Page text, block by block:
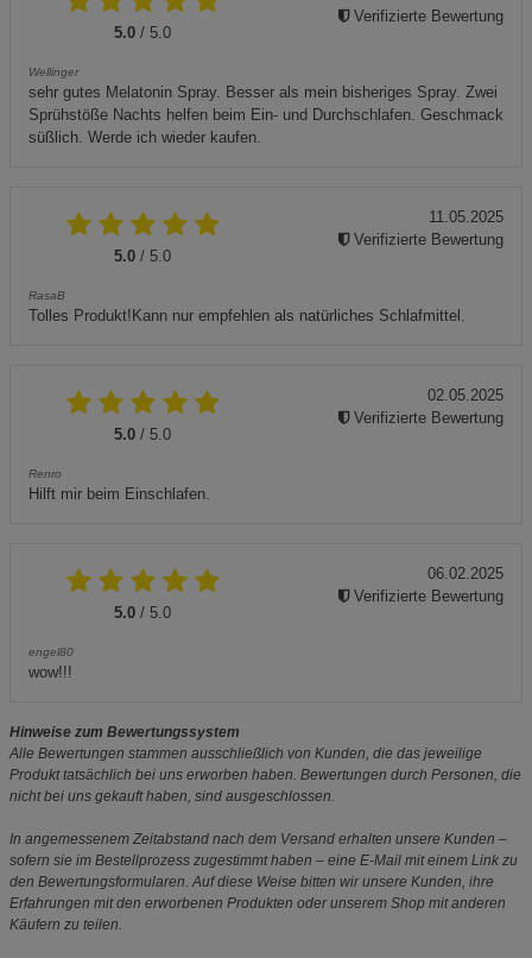
5.0 / 5.0
Wellinger
sehr gutes Melatonin Spray. Besser als mein bisheriges Spray. Zwei
Sprühstöße Nachts helfen beim Ein- und Durchschlafen. Geschmack
süßlich. Werde ich wieder kaufen.
Verifizierte Bewertung
5.0 / 5.0
RasaB
Tolles Produkt!Kann nur empfehlen als natürliches Schlafmittel.
11.05.2025
Verifizierte Bewertung
5.0 / 5.0
Renro
Hilft mir beim Einschlafen.
02.05.2025
Verifizierte Bewertung
5.0 / 5.0
engel80
wow!!!
06.02.2025
Verifizierte Bewertung
Hinweise zum Bewertungssystem
Alle Bewertungen stammen ausschließlich von Kunden, die das jeweilige
Produkt tatsächlich bei uns erworben haben. Bewertungen durch Personen, die
nicht bei uns gekauft haben, sind ausgeschlossen.
In angemessenem Zeitabstand nach dem Versand erhalten unsere Kunden –
sofern sie im Bestellprozess zugestimmt haben – eine E-Mail mit einem Link zu
den Bewertungsformularen. Auf diese Weise bitten wir unsere Kunden, ihre
Erfahrungen mit den erworbenen Produkten oder unserem Shop mit anderen
Käufern zu teilen.